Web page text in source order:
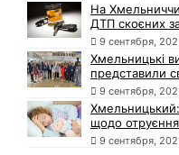
На
ДТП скоєних
9 сентября,
Хмельницькі
представили
9 сентября,
щодо
9 сентября,